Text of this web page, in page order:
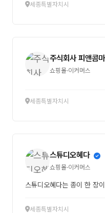
세종특별자치시
주식회사 피앤콤마
쇼핑몰·이커머스
세종특별자치시
스튜디오혜다
쇼핑몰·이커머스
스튜디오혜다는 종이 한 장
세종특별자치시